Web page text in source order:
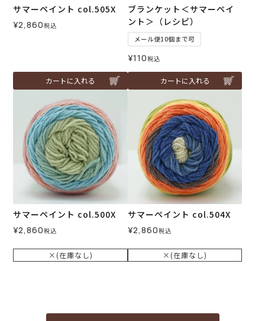
サマーペイント col.505X
¥2,860税込
カートに入れる
ブランケット＜サマーペイ
ント＞（レシピ）
メール便10個まで可
¥110税込
カートに入れる
サマーペイント col.500X
¥2,860税込
×(在庫なし)
サマーペイント col.504X
¥2,860税込
×(在庫なし)